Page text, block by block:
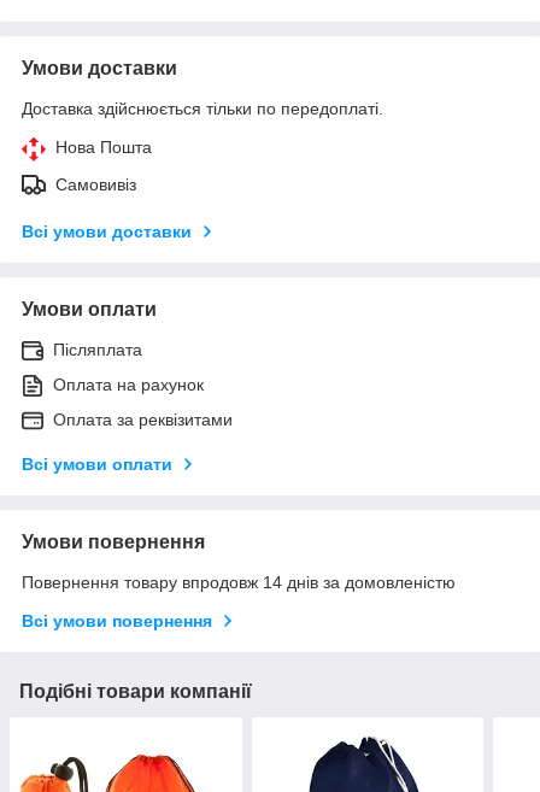
Умови доставки
Доставка здійснюється тільки по передоплаті.
Нова Пошта
Самовивіз
Всі умови доставки
Умови оплати
Післяплата
Оплата на рахунок
Оплата за реквізитами
Всі умови оплати
Умови повернення
Повернення товару впродовж 14 днів за домовленістю
Всі умови повернення
Подібні товари компанії